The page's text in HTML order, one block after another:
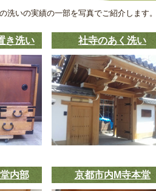
洗いの実績の一部を写真でご紹介します
き洗い 社寺のあく洗い
内部 京都市内M寺本堂